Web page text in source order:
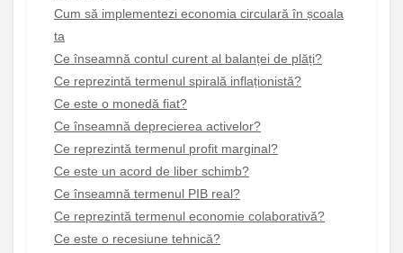
Cum să implementezi economia circulară în școala
ta
Ce înseamnă contul curent al balanței de plăți?
Ce reprezintă termenul spirală inflaționistă?
Ce este o monedă fiat?
Ce înseamnă deprecierea activelor?
Ce reprezintă termenul profit marginal?
Ce este un acord de liber schimb?
Ce înseamnă termenul PIB real?
Ce reprezintă termenul economie colaborativă?
Ce este o recesiune tehnică?